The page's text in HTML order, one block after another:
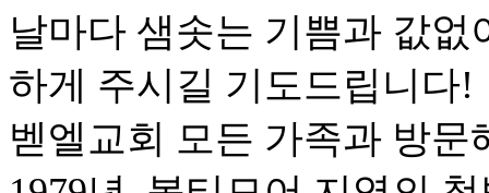
날마다 샘솟는 기쁨과 값
하게 주시길 기도드립니다!
벧엘교회 모든 가족과 방